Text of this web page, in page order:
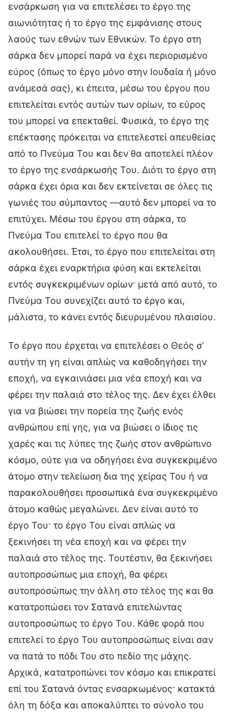
ενσάρκωση για να επιτελέσει το έργο της
αιωνιότητας ή το έργο της εμφάνισης στους
λαούς των εθνών των Εθνικών. Το έργο στη
σάρκα δεν μπορεί παρά να έχει περιορισμένο
εύρος (όπως το έργο μόνο στην Ιουδαία ή μόνο
ανάμεσά σας), κι έπειτα, μέσω του έργου που
επιτελείται εντός αυτών των ορίων, το εύρος
του μπορεί να επεκταθεί. Φυσικά, το έργο της
επέκτασης πρόκειται να επιτελεστεί απευθείας
από το Πνεύμα Του και δεν θα αποτελεί πλέον
το έργο της ενσάρκωσής Του. Διότι το έργο στη
σάρκα έχει όρια και δεν εκτείνεται σε όλες τις
γωνιές του σύμπαντος —αυτό δεν μπορεί να το
επιτύχει. Μέσω του έργου στη σάρκα, το
Πνεύμα Του επιτελεί το έργο που θα
ακολουθήσει. Έτσι, το έργο που επιτελείται στη
σάρκα έχει εναρκτήρια φύση και εκτελείται
εντός συγκεκριμένων ορίων· μετά από αυτό, το
Πνεύμα Του συνεχίζει αυτό το έργο και,
μάλιστα, το κάνει εντός διευρυμένου πλαισίου.
Το έργο που έρχεται να επιτελέσει ο Θεός σ’
αυτήν τη γη είναι απλώς να καθοδηγήσει την
εποχή, να εγκαινιάσει μια νέα εποχή και να
φέρει την παλαιά στο τέλος της. Δεν έχει έλθει
για να βιώσει την πορεία της ζωής ενός
ανθρώπου επί γης, για να βιώσει ο ίδιος τις
χαρές και τις λύπες της ζωής στον ανθρώπινο
κόσμο, ούτε για να οδηγήσει ένα συγκεκριμένο
άτομο στην τελείωση δια της χείρας Του ή να
παρακολουθήσει προσωπικά ένα συγκεκριμένο
άτομο καθώς μεγαλώνει. Δεν είναι αυτό το
έργο Του· το έργο Του είναι απλώς να
ξεκινήσει τη νέα εποχή και να φέρει την
παλαιά στο τέλος της. Τουτέστιν, θα ξεκινήσει
αυτοπροσώπως μια εποχή, θα φέρει
αυτοπροσώπως την άλλη στο τέλος της και θα
κατατροπώσει τον Σατανά επιτελώντας
αυτοπροσώπως το έργο Του. Κάθε φορά που
επιτελεί το έργο Του αυτοπροσώπως είναι σαν
να πατά το πόδι Του στο πεδίο της μάχης.
Αρχικά, κατατροπώνει τον κόσμο και επικρατεί
επί του Σατανά όντας ενσαρκωμένος· κατακτά
όλη τη δόξα και αποκαλύπτει το σύνολο του